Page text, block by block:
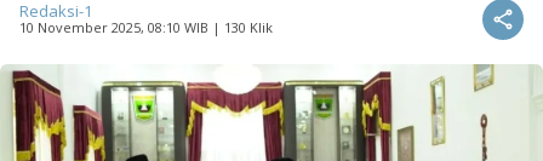
Redaksi-1
10 November 2025, 08:10 WIB | 130 Klik